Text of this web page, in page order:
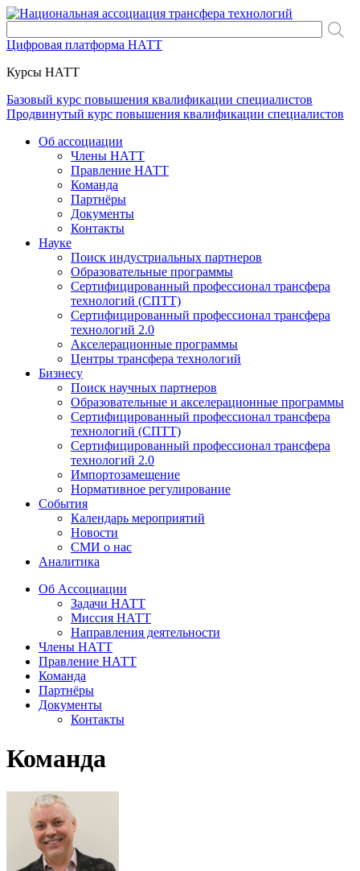
Цифровая платформа НАТТ
Курсы НАТТ
Базовый курс повышения квалификации специалистов
Продвинутый курс повышения квалификации специалистов
Об ассоциации
Члены НАТТ
Правление НАТТ
Команда
Партнёры
Документы
Контакты
Науке
Поиск индустриальных партнеров
Образовательные программы
Сертифицированный профессионал трансфера
технологий (СПТТ)
Сертифицированный профессионал трансфера
технологий 2.0
Акселерационные программы
Центры трансфера технологий
Бизнесу
Поиск научных партнеров
Образовательные и акселерационные программы
Сертифицированный профессионал трансфера
технологий (СПТТ)
Сертифицированный профессионал трансфера
технологий 2.0
Импортозамещение
Нормативное регулирование
События
Календарь мероприятий
Новости
СМИ о нас
Аналитика
Об Ассоциации
Задачи НАТТ
Миссия НАТТ
Направления деятельности
Члены НАТТ
Правление НАТТ
Команда
Партнёры
Документы
Контакты
Команда